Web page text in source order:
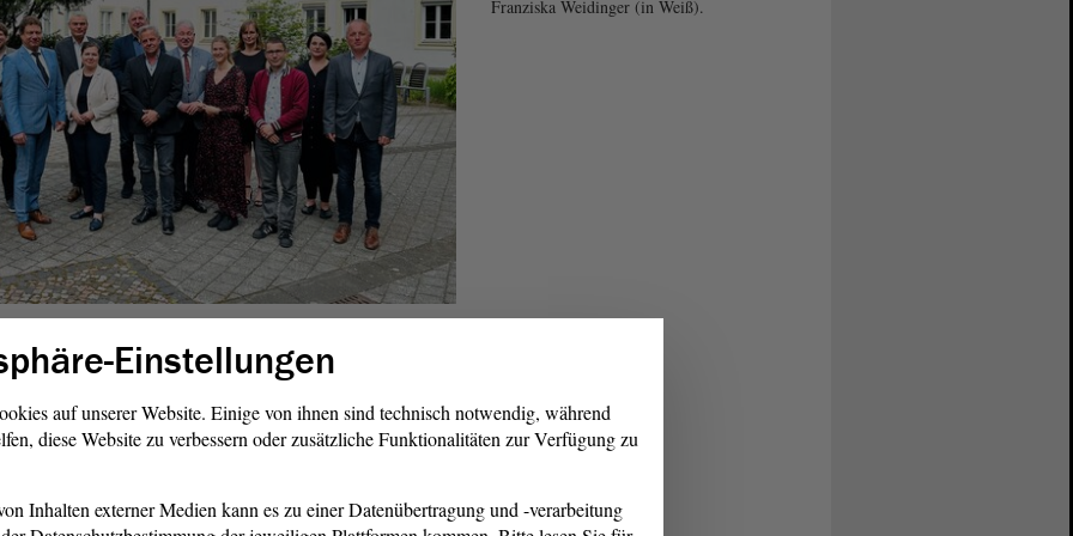
Franziska Weidinger (in Weiß).
motivierter Straftaten in Deutschland sei ungebrochen.
Anhalt zu“, heißt es im Selbstbefassungsantrag der
der Justizministerinnen und Justizminister habe sich
antisemitisch motivierter Straftaten befasst. Hierbei
die Einsetzung von Antisemitismusbeauftragten bei den
Staatsanwaltschaften ausdrücklich begrüßt.
Einstellungen
auf unserer Website. Einige von ihnen sind technisch notwendig, während
diese Website zu verbessern oder zusätzliche Funktionalitäten zur Verfügung zu
Inhalten externer Medien kann es zu einer Datenübertragung und -verarbeitung